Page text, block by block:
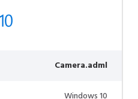
Camera.adml